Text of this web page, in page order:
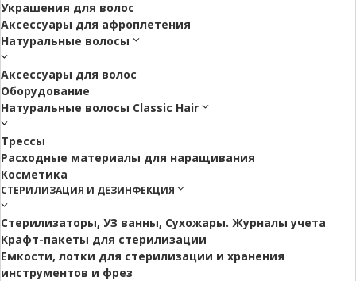
Украшения для волос
Аксессуары для афроплетения
Натуральные волосы
Аксессуары для волос
Оборудование
Натуральные волосы Classic Hair
Трессы
Расходные материалы для наращивания
Косметика
СТЕРИЛИЗАЦИЯ И ДЕЗИНФЕКЦИЯ
Стерилизаторы, УЗ ванны, Сухожары. Журналы учета
Крафт-пакеты для стерилизации
Емкости, лотки для стерилизации и хранения
инструментов и фрез